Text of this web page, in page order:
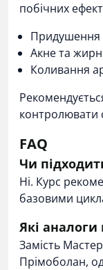
побічних
Придушення
Акне та
Коливання
контролювати
FAQ
Чи
Ні. Курс
базовими
Які
Замість
Прімоболан,